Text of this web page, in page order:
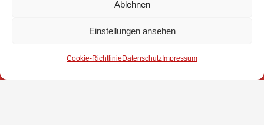
Ablehnen
Einstellungen ansehen
Cookie-Richtlinie Datenschutz Impressum